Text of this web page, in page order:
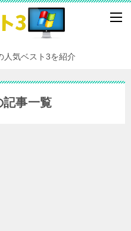
人気ベスト3を紹介
記事一覧